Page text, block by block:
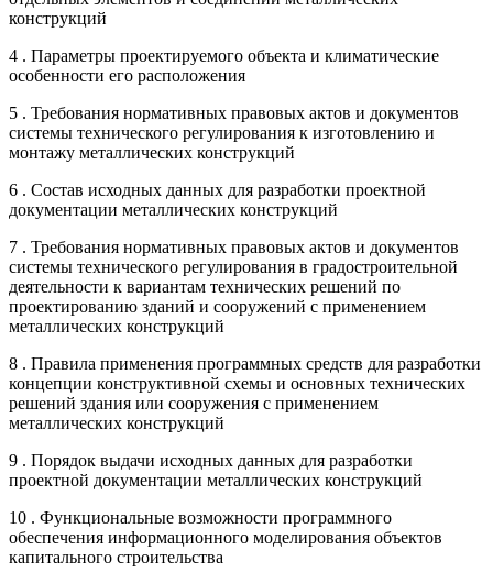
конструкций
4 . Параметры проектируемого объекта и климатические
особенности его расположения
5 . Требования нормативных правовых актов и документов
системы технического регулирования к изготовлению и
монтажу металлических конструкций
6 . Состав исходных данных для разработки проектной
документации металлических конструкций
7 . Требования нормативных правовых актов и документов
системы технического регулирования в градостроительной
деятельности к вариантам технических решений по
проектированию зданий и сооружений с применением
металлических конструкций
8 . Правила применения программных средств для разработки
концепции конструктивной схемы и основных технических
решений здания или сооружения с применением
металлических конструкций
9 . Порядок выдачи исходных данных для разработки
проектной документации металлических конструкций
10 . Функциональные возможности программного
обеспечения информационного моделирования объектов
капитального строительства